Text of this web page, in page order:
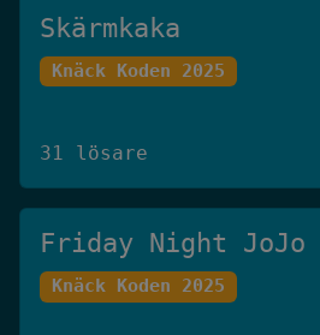
Skärmkaka
Knäck Koden 2025
31 lösare
Friday Night JoJo
Knäck Koden 2025